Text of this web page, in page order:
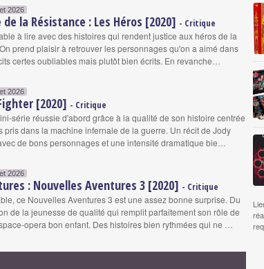
2026
de la Résistance : Les Héros [2020] - Critique
à lire avec des histoires qui rendent justice aux héros de la
prend plaisir à retrouver les personnages qu'on a aimé dans
certes oubliables mais plutôt bien écrits. En revanche…
2026
[2020] - Critique
série réussie d'abord grâce à la qualité de son histoire centrée
pris dans la machine infernale de la guerre. Un récit de Jody
de bons personnages et une intensité dramatique bie…
2026
: Nouvelles Aventures 3 [2020] - Critique
ce Nouvelles Aventures 3 est une assez bonne surprise. Du
de la jeunesse de qualité qui remplit parfaitement son rôle de
opera bon enfant. Des histoires bien rythmées qui ne …